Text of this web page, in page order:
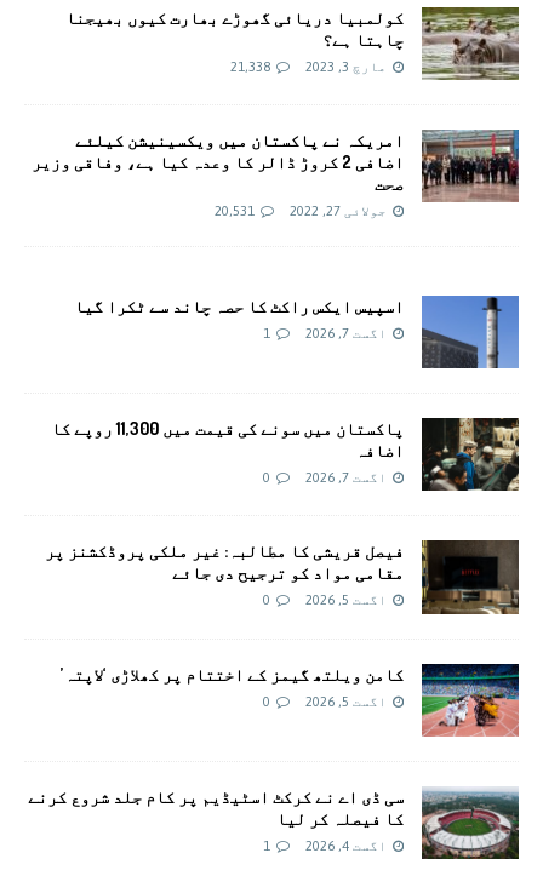
کولمبیا دریائی گھوڑے بھارت کیوں بھیجنا
چاہتا ہے؟
مارچ 3, 2023 21,338
امريکہ نے پاکستان میں ویکسینیشن کیلئے
اضافی 2 کروڑ ڈالر کا وعدہ کیا ہے، وفاقی وزیر
صحت
جولائی 27, 2022 20,531
اسپیس ایکس راکٹ کا حصہ چاند سے ٹکرا گیا
اگست 7, 2026 1
پاکستان میں سونے کی قیمت میں 11,300 روپے کا
اضافہ
اگست 7, 2026 0
فیصل قریشی کا مطالبہ: غیر ملکی پروڈکشنز پر
مقامی مواد کو ترجیح دی جائے
اگست 5, 2026 0
کامن ویلتھ گیمز کے اختتام پر کھلاڑی ‘لاپتہ’
اگست 5, 2026 0
سی ڈی اے نے کرکٹ اسٹیڈیم پر کام جلد شروع کرنے
کا فیصلہ کر لیا
اگست 4, 2026 1